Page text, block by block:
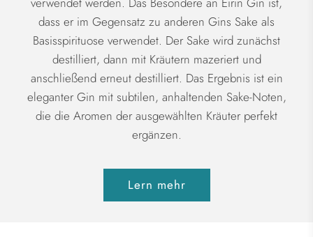
dass er im Gegensatz zu anderen Gins Sake als
Basisspirituose verwendet. Der Sake wird zunächst
destilliert, dann mit Kräutern mazeriert und
anschließend erneut destilliert. Das Ergebnis ist ein
eleganter Gin mit subtilen, anhaltenden Sake-Noten,
die die Aromen der ausgewählten Kräuter perfekt
ergänzen.
Lern mehr